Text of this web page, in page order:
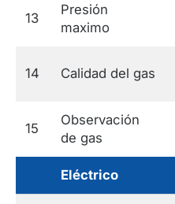
13
Presión
maximo
14 Calidad del gas
15
Observación
de gas
Eléctrico